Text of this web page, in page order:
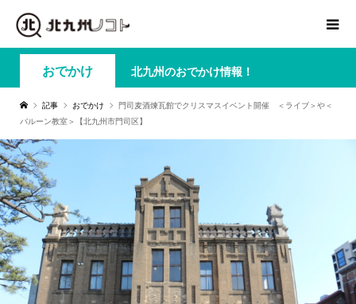
おでかけ 北九州のおでかけ情報！
記事 おでかけ
門司麦酒煉瓦館でクリスマスイベント開催 ＜ライブ＞や＜
バルーン教室＞【北九州市門司区】